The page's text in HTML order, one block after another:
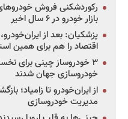
رکوردشکنی فروش
بازار خودرو در ۶ سال اخیر
پزشکیان: بعد از
اقتصاد را هم برای همین
خودروسازی جهان شدند
از ایران‌خودرو تا زامیاد؛
مدیریت خودروسازی